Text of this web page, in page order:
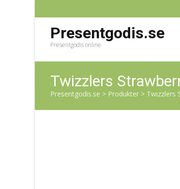
Presentgodis.se
Presentgodis online
Twizzlers
Presentgodis.se > Produkter > Twizzlers